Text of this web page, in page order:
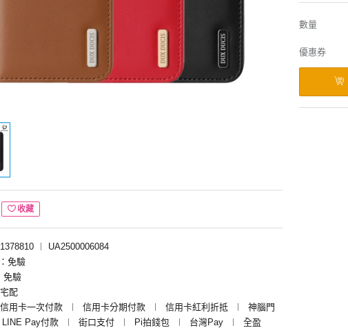
收藏
︱
UA2500006084
免驗
免驗
配
用卡一次付款
︱ 信用卡分期付款 ︱ 信用卡紅利折抵 ︱
神腦門
LINE Pay付款 ︱ 街口支付 ︱ Pi拍錢包 ︱ 台灣Pay ︱
全盈
數量
優惠券